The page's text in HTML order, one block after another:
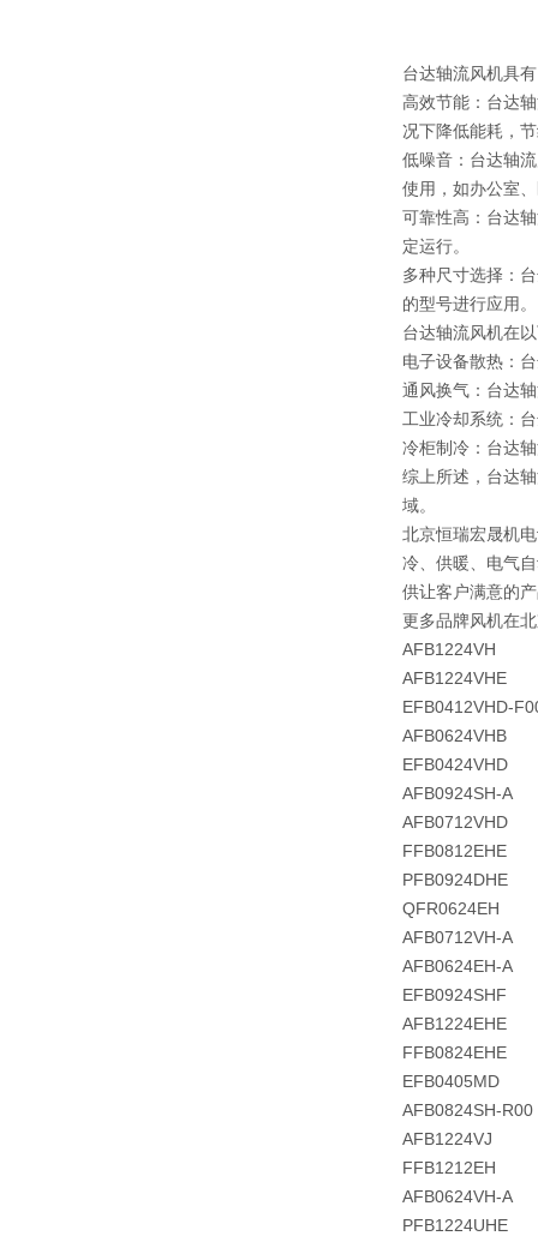
台达轴流风机具
高效节能：台达
况下降低能耗，
低噪音：台达轴
使用，如办公室
可靠性高：台达
定运行。
多种尺寸选择：
的型号进行应用。
台达轴流风机在
电子设备散热：
通风换气：台达
工业冷却系统：
冷柜制冷：台达
综上所述，台达
域。
北京恒瑞宏晟机
冷、供暖、电气
供让客户满意的
更多品牌风机在
AFB1224VH
AFB1224VHE
EFB0412VHD-
AFB0624VHB
EFB0424VHD
AFB0924SH-A
AFB0712VHD
FFB0812EHE
PFB0924DHE
QFR0624EH
AFB0712VH-A
AFB0624EH-A
EFB0924SHF
AFB1224EHE
FFB0824EHE
EFB0405MD
AFB0824SH-R00
AFB1224VJ
FFB1212EH
AFB0624VH-A
PFB1224UHE